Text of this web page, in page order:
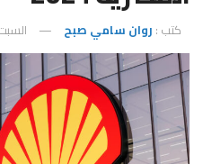
كتب : روان سامي صبح السبت 17 مايو